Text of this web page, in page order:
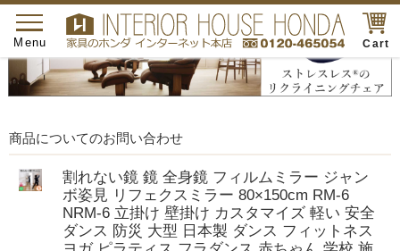
Cart
toggle
navigation
Menu
商品についてのお問い合わせ
割れない鏡 鏡 全身鏡 フィルムミラー ジャン
ボ姿見 リフェクスミラー 80×150cm RM-6
NRM-6 立掛け 壁掛け カスタマイズ 軽い 安全
ダンス 防災 大型 日本製 ダンス フィットネス